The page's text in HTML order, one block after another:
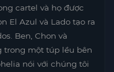
cartel và họ được
El Azul và Lado tạo ra
Ben, Chon và
trong một túp lều bên
nói với chúng tôi